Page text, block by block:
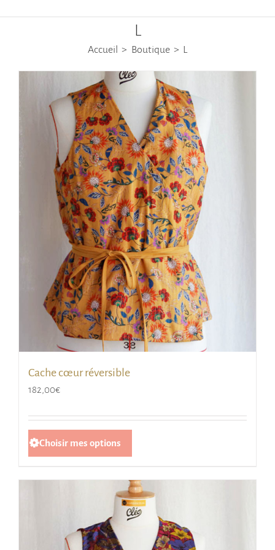
L
Accueil Boutique L
Cache cœur réversible
182,00€
Choisir mes options
produit
plusieurs
variations.
options